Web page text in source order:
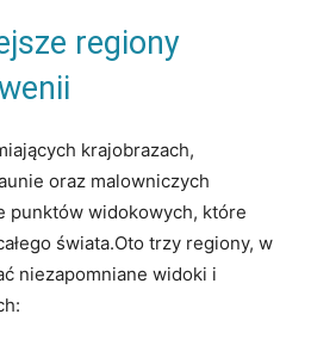
regiony
‍krajobrazach,
oraz malowniczych
punktów widokowych, które
świata.Oto trzy regiony, w
niezapomniane widoki i